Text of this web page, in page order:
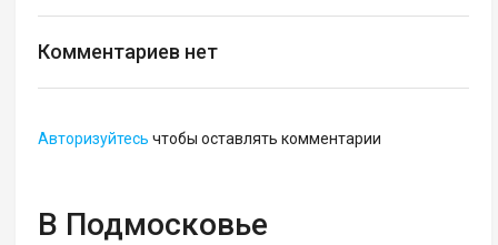
Комментариев нет
Авторизуйтесь чтобы оставлять комментарии
В Подмосковье